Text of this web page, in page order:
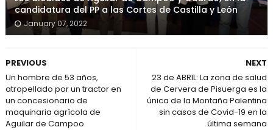
candidatura del PP a las Cortes de Castilla y León
January 07, 2022
NEXT
23 de ABRIL: La zona de salud
de Cervera de Pisuerga es la
única de la Montaña Palentina
sin casos de Covid-19 en la
última semana
PREVIOUS
Un hombre de 53 años,
atropellado por un tractor en
un concesionario de
maquinaria agrícola de
Aguilar de Campoo